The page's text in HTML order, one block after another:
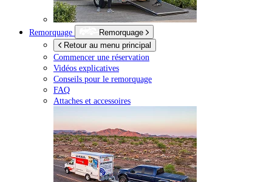
Remorquage
Remorquage
Retour au menu principal
Commencer une réservation
Vidéos explicatives
Conseils pour le remorquage
FAQ
Attaches et accessoires